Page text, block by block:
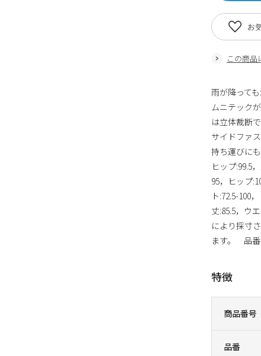
商品番号
品番
この商品
お
雨が降って
ムニテック
は立体裁断
サイドファ
持ち運びに
ヒップ:99.5
95，ヒップ
ト:72.5-100
丈:85.5，ウ
により採寸
ます。 品番
特徴